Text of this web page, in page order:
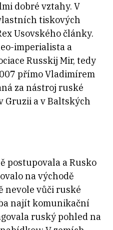
dobré vztahy. V
tiskových
Usovského články.
imperialista a
Russkij Mir, tedy
přímo Vladimírem
za nástroj ruské
Gruzii a v Baltských
postupovala a Rusko
na východě
nevole vůči ruské
najít komunikační
ruský pohled na